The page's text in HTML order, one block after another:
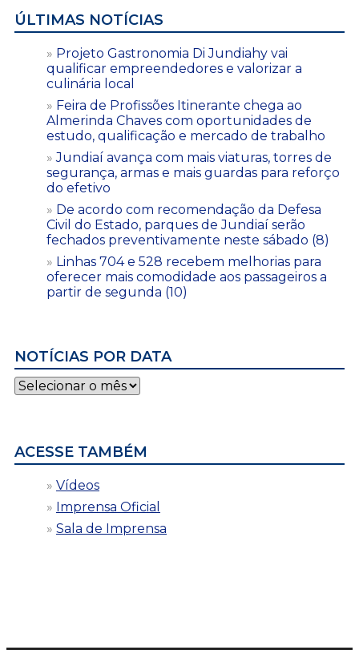
ÚLTIMAS NOTÍCIAS
Projeto Gastronomia Di Jundiahy vai
qualificar empreendedores e valorizar a
culinária local
Feira de Profissões Itinerante chega ao
Almerinda Chaves com oportunidades de
estudo, qualificação e mercado de trabalho
Jundiaí avança com mais viaturas, torres de
segurança, armas e mais guardas para reforço
do efetivo
De acordo com recomendação da Defesa
Civil do Estado, parques de Jundiaí serão
fechados preventivamente neste sábado (8)
Linhas 704 e 528 recebem melhorias para
oferecer mais comodidade aos passageiros a
partir de segunda (10)
NOTÍCIAS POR DATA
Notícias
por
ACESSE TAMBÉM
Vídeos
Imprensa Oficial
Sala de Imprensa